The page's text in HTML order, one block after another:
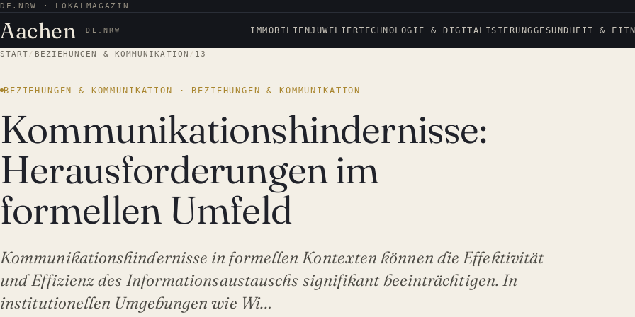
DE.NRW · LOKALMAGAZIN
Aachen DE.NRW IMMOBILIENJUWELIERTECHNOLOGIE & DIGITALISIERUNGGESUNDHEIT &
START/ BEZIEHUNGEN & KOMMUNIKATION / 13
BEZIEHUNGEN & KOMMUNIKATION · BEZIEHUNGEN & KOMMUNIKATION
Kommunikationshindernisse:
Herausforderungen im
formellen Umfeld
Kommunikationshindernisse in formellen Kontexten können die Effektivität
und Effizienz des Informationsaustauschs signifikant beeinträchtigen. In
institutionellen Umgebungen wie Wi…